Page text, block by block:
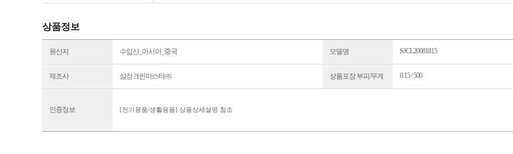
상품정보
원산지 수입산_아시아_중국 모델명 SJCL20081815
제조사 삼정크린마스터㈜ 상품포장 부피/무게 0.15 / 500
인증정보 [전기용품/생활용품] 상품상세설명 참조